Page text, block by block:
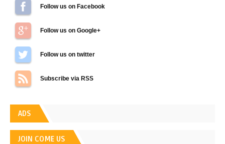
Follow us on Facebook
Follow us on Google+
Follow us on Twitter
Subscribe via RSS
ADS
JOIN COME US